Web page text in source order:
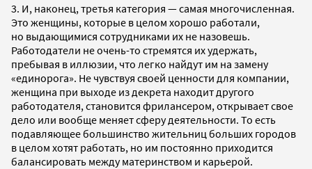
3. И, наконец, третья категория — самая многочисленная.
Это женщины, которые в целом хорошо работали,
но выдающимися сотрудниками их не назовешь.
Работодатели не очень-то стремятся их удержать,
пребывая в иллюзии, что легко найдут им на замену
«единорога». Не чувствуя своей ценности для компании,
женщина при выходе из декрета находит другого
работодателя, становится фрилансером, открывает свое
дело или вообще меняет сферу деятельности. То есть
подавляющее большинство жительниц больших городов
в целом хотят работать, но им постоянно приходится
балансировать между материнством и карьерой.